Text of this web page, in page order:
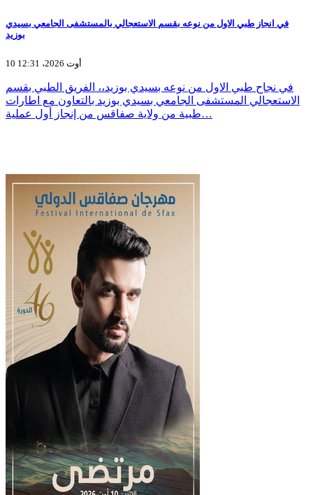
في انجاز طبي الاول من نوعه بقسم الاستعجالي بالمستشفى الجامعي بسيدي
بوزيد
10 أوت 2026، 12:31
في نجاح طبي الاول من نوعه بسيدي بوزيد،، الفريق الطبي بقسم
الاستعجالي المستشفى الجامعي بسيدي بوزيد بالتعاون مع اطارات
طبية من ولاية صفاقس من إنجاز أول عملية…